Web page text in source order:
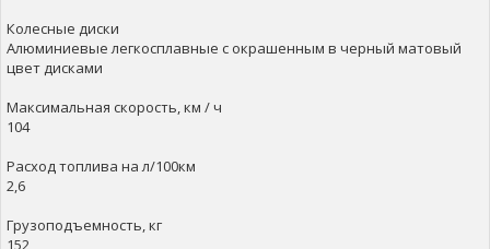
Колесные диски
Алюминиевые легкосплавные с окрашенным в черный матовый
цвет дисками
Максимальная скорость, км / ч
104
Расход топлива на л/100км
2,6
Грузоподъемность, кг
152